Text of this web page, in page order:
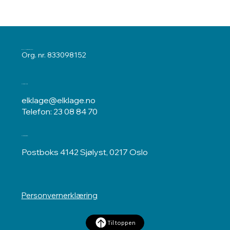
ELKLAGENEMNDA
Org. nr. 833098152
Kontakt oss
elklage@elklage.no
Telefon: 23 08 84 70
Postadresse
Postboks 4142 Sjølyst, 0217 Oslo
Personvernerklæring
Til toppen